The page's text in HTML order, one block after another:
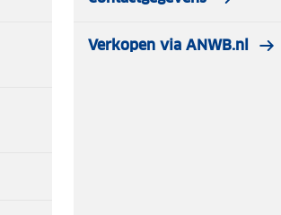
Verkopen via ANWB.nl